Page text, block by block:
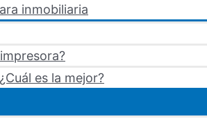
inmobiliaria
es la mejor?